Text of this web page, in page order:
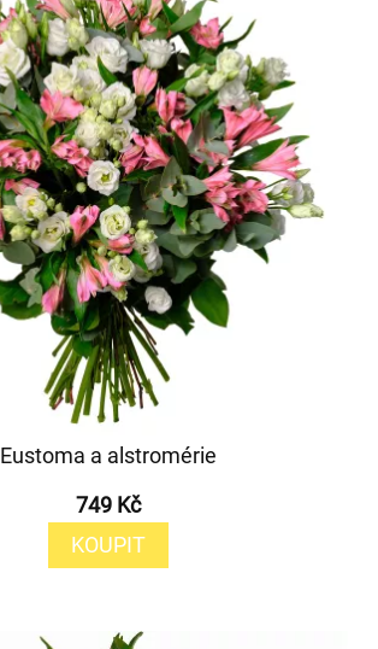
Eustoma a alstromérie
749 Kč
KOUPIT